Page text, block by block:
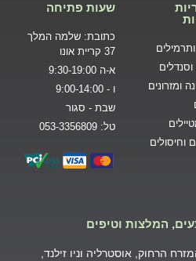
וסנדלים
ומזרונים
וחיסולים
שעות פתיחה
כתובת: שלמה המלך
37 קריית אונו
א-ה 9:30-19:00
ו - 9:00-14:00
שבת - סגור
טל: 053-3356809
המלצות וטיפים
הרחוק, אוסטרליה וניו זילנד,